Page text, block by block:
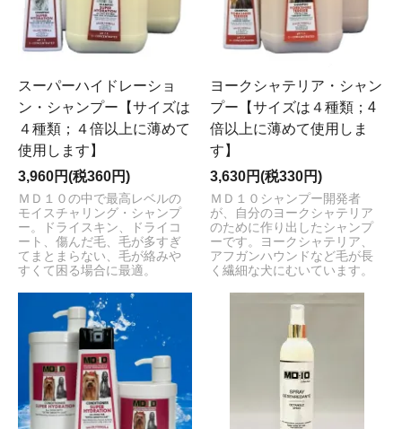
スーパーハイドレーショ
ン・シャンプー【サイズは
４種類；４倍以上に薄めて
使用します】
3,960円(税360円)
ＭＤ１０の中で最高レベルの
モイスチャリング・シャンプ
ー。ドライスキン、ドライコ
ート、傷んだ毛、毛が多すぎ
てまとまらない、毛が絡みや
すくて困る場合に最適。
ヨークシャテリア・シャン
プー【サイズは４種類；4
倍以上に薄めて使用しま
す】
3,630円(税330円)
ＭＤ１０シャンプー開発者
が、自分のヨークシャテリア
のために作り出したシャンプ
ーです。ヨークシャテリア、
アフガンハウンドなど毛が長
く繊細な犬にむいています。